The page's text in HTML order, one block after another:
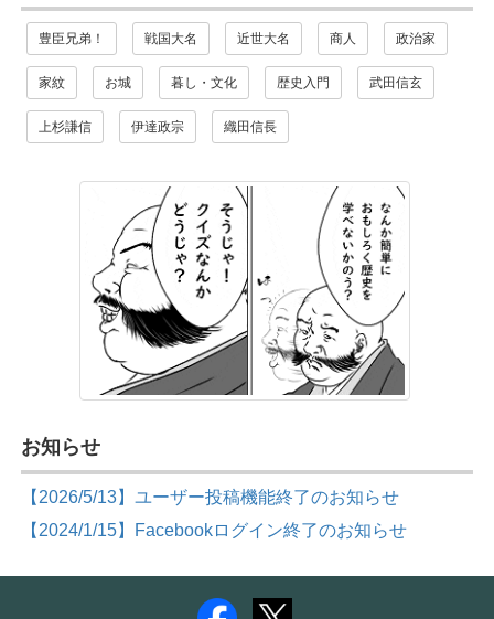
豊臣兄弟！ 戦国大名 近世大名 商人 政治家
家紋 お城 暮し・文化 歴史入門 武田信玄
上杉謙信 伊達政宗 織田信長
お知らせ
【2026/5/13】ユーザー投稿機能終了のお知らせ
【2024/1/15】Facebookログイン終了のお知らせ